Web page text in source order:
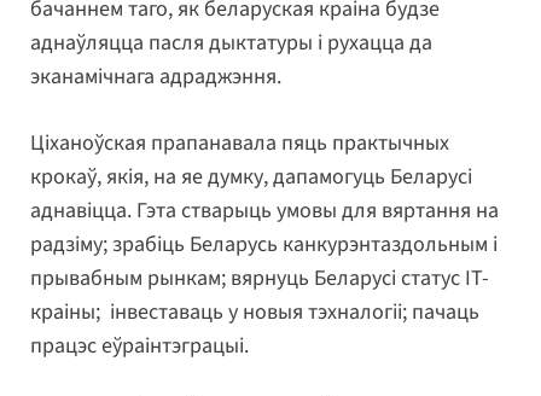
бачаннем таго, як беларуская краіна будзе
аднаўляцца пасля дыктатуры і рухацца да
эканамічнага адраджэння.
Ціханоўская прапанавала пяць практычных
крокаў, якія, на яе думку, дапамогуць Беларусі
аднавіцца. Гэта стварыць умовы для вяртання на
радзіму; зрабіць Беларусь канкурэнтаздольным і
прывабным рынкам; вярнуць Беларусі статус IT-
краіны; інвеставаць у новыя тэхналогіі; пачаць
працэс еўраінтэграцыі.